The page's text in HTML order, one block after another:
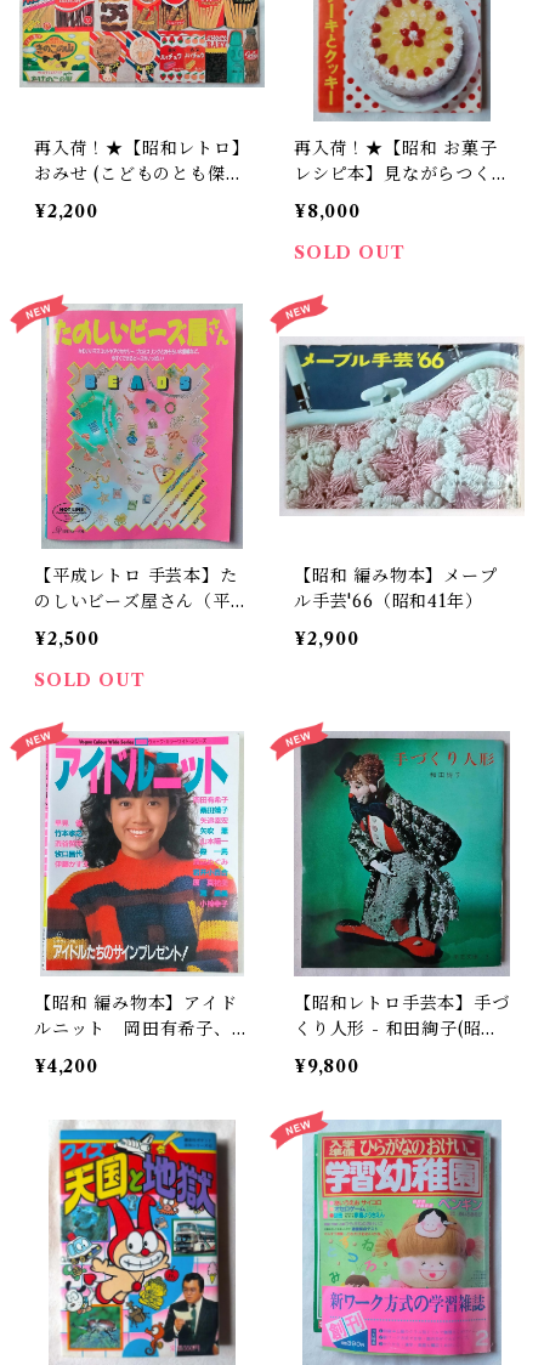
再入荷！★【昭和レトロ】
おみせ (こどものとも傑作
集) : 五十嵐 豊子
¥2,200
再入荷！★【昭和 お菓子
レシピ本】見ながらつくれ
る手づくりのケーキとクッ
キー（昭和47年）
¥8,000
SOLD OUT
【平成レトロ 手芸本】た
のしいビーズ屋さん（平成
11年）
¥2,500
SOLD OUT
【昭和 編み物本】メープ
ル手芸'66（昭和41年）
¥2,900
【昭和 編み物本】アイド
ルニット 岡田有希子、早
見優（昭和50年）
¥4,200
【昭和レトロ手芸本】手づ
くり人形 - 和田絢子(昭和4
0年)
¥9,800